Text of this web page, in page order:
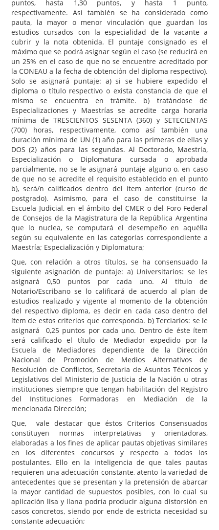
puntos, hasta 1,30 puntos, y hasta 1 punto,
respectivamente. Así también se ha considerado como
pauta, la mayor o menor vinculación que guardan los
estudios cursados con la especialidad de la vacante a
cubrir y la nota obtenida. El puntaje consignado es el
máximo que se podrá asignar según el caso (se reducirá en
un 25% en el caso de que no se encuentre acreditado por
la CONEAU a la fecha de obtención del diploma respectivo).
Solo se asignará puntaje: a) si se hubiere expedido el
diploma o título respectivo o exista constancia de que el
mismo se encuentra en trámite. b) tratándose de
Especializaciones y Maestrías se acredite carga horaria
mínima de TRESCIENTOS SESENTA (360) y SETECIENTAS
(700) horas, respectivamente, como así también una
duración mínima de UN (1) año para las primeras de ellas y
DOS (2) años para las segundas. Al Doctorado, Maestría,
Especialización o Diplomatura cursada o aprobada
parcialmente, no se le asignará puntaje alguno o, en caso
de que no se acredite el requisito establecido en el punto
b), será/n calificados dentro del ítem anterior (curso de
postgrado). Asimismo, para el caso de constituirse la
Escuela Judicial, en el ámbito del CMER o del Foro Federal
de Consejos de la Magistratura de la República Argentina
que lo nuclea, se computará el desempeño en aquélla
según su equivalente en las categorías correspondiente a
Maestría; Especialización y Diplomatura;
Que, con relación a otros títulos, se ha consensuado la
siguiente asignación de puntaje: a) Universitarios: se les
asignará 0,50 puntos por cada uno. Al título de
Notario/Escribano se lo calificará de acuerdo al plan de
estudios realizado y vigente al momento de la obtención
del respectivo diploma, es decir en cada caso dentro del
ítem de estos criterios que corresponda. b) Terciarios: se le
asignará 0,25 puntos por cada uno. Dentro de éste ítem
será calificado el título de Mediador expedido por la
Escuela de Mediadores dependiente de la Dirección
Nacional de Promoción de Medios Alternativos de
Resolución de Conflictos, Secretaria de Asuntos Técnicos y
Legislativos del Ministerio de Justicia de la Nación u otras
instituciones siempre que tengan habilitación del Registro
del Instituciones Formadoras en Mediación de la
mencionada Dirección;
Que, vale destacar que éstos Criterios Consensuados
constituyen normas interpretativas y orientadoras,
elaboradas a los fines de aplicar pautas objetivas similares
en los diferentes concursos y respecto a todos los
postulantes. Ello en la inteligencia de que tales pautas
requieren una adecuación constante, atento la variedad de
antecedentes que se presentan y la pretensión de abarcar
la mayor cantidad de supuestos posibles, con lo cual su
aplicación lisa y llana podría producir alguna distorsión en
casos concretos, siendo por ende de estricta necesidad su
constante adecuación;